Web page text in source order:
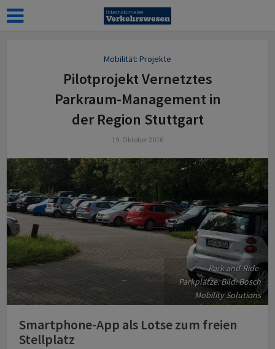
Mobilität: Projekte
Pilotprojekt Vernetztes
Parkraum-Management in
der Region Stuttgart
19. Oktober 2016
Park-and-Ride-
Parkplätze. Bild: Bosch
Mobility Solutions
Smartphone-App als Lotse zum freien
Stellplatz